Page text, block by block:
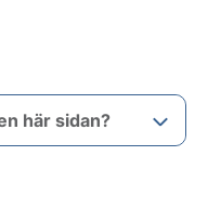
här sidan?